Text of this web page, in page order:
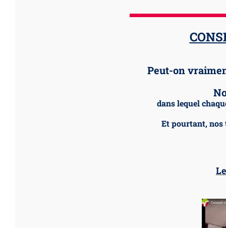
Peut-on
dans lequel
Et pourtant, nos